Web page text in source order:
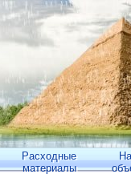
Расходные
материалы